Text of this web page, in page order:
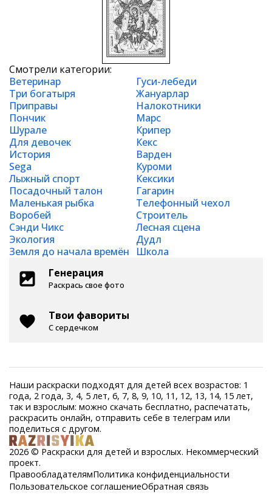
Смотрели категории:
Ветеринар
Гуси-лебеди
Три богатыря
Жануарлар
Приправы
Налокотники
Пончик
Марс
Шурале
Крипер
Для девочек
Кекс
История
Варден
Sega
Куроми
Лыжный спорт
Кексики
Посадочный талон
Гагарин
Маленькая рыбка
Телефонный чехол
Воробей
Строитель
Сэнди Чикс
Лесная сцена
Экология
Дудл
Земля до начала времён
Школа
Генерация
Раскрась свое фото
Твои фавориты
С сердечком
Наши раскраски подходят для детей всех возрастов: 1
года, 2 года, 3, 4, 5 лет, 6, 7, 8, 9, 10, 11, 12, 13, 14, 15 лет,
так и взрослым: можно скачать бесплатно, распечатать,
раскрасить онлайн, отправить себе в телеграм или
поделиться с другом.
2026 © Раскраски для детей и взрослых. Некоммерческий
проект.
ПравообладателямПолитика конфиденциальности
Пользовательское соглашениеОбратная связь